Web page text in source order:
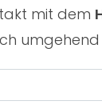
mit dem